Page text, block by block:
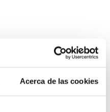
Acerca de las cookies